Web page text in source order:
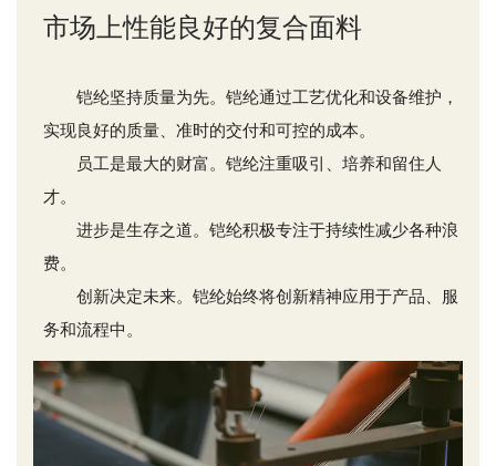
市场上性能良好的复合面料
铠纶坚持质量为先。铠纶通过工艺优化和设备维护，
实现良好的质量、准时的交付和可控的成本。
员工是最大的财富。铠纶注重吸引、培养和留住人
才。
进步是生存之道。铠纶积极专注于持续性减少各种浪
费。
创新决定未来。铠纶始终将创新精神应用于产品、服
务和流程中。